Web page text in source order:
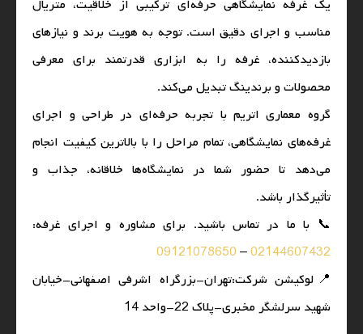
یک غرفه نمایشگاهی حرفه‌ای ترکیبی از خلاقیت، متریال
مناسب و اجرای دقیق است. توجه به هویت برند و نیازهای
بازدیدکننده، غرفه را به ابزاری قدرتمند برای معرفی
محصولات و برندینگ تبدیل می‌کند.
گروه معماری اتریم با تجربه حرفه‌ای در طراحی و اجرای
غرفه‌های نمایشگاهی، تمام مراحل را با بالاترین کیفیت انجام
می‌دهد تا حضور شما در نمایشگاه‌ها خلاقانه، جذاب و
تأثیرگذار باشد.
📞 با ما در تماس باشید. برای مشاوره و اجرای غرفه:
02144607432
–
09121078650
📍لوکیشن شرکت:تهران-بزرگراه اشرفی اصفهانی-خیابان
شهید سرلشگر مخبری-پلاک 22-واحد 14